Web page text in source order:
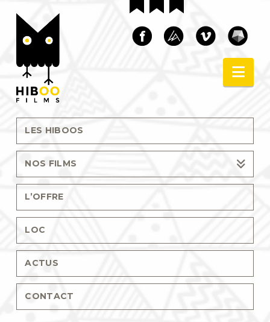
LES HIBOOS
NOS FILMS
L’OFFRE
LOC
ACTUS
CONTACT